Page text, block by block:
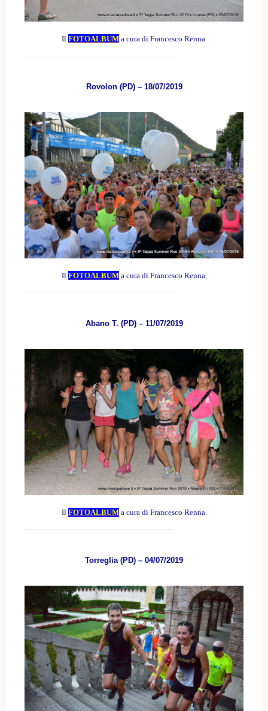
Il FOTOALBUM a cura di Francesco Renna.
Rovolon (PD) – 18/07/2019
Il FOTOALBUM a cura di Francesco Renna.
Abano T. (PD) – 11/07/2019
Il FOTOALBUM a cura di Francesco Renna.
Torreglia (PD) – 04/07/2019